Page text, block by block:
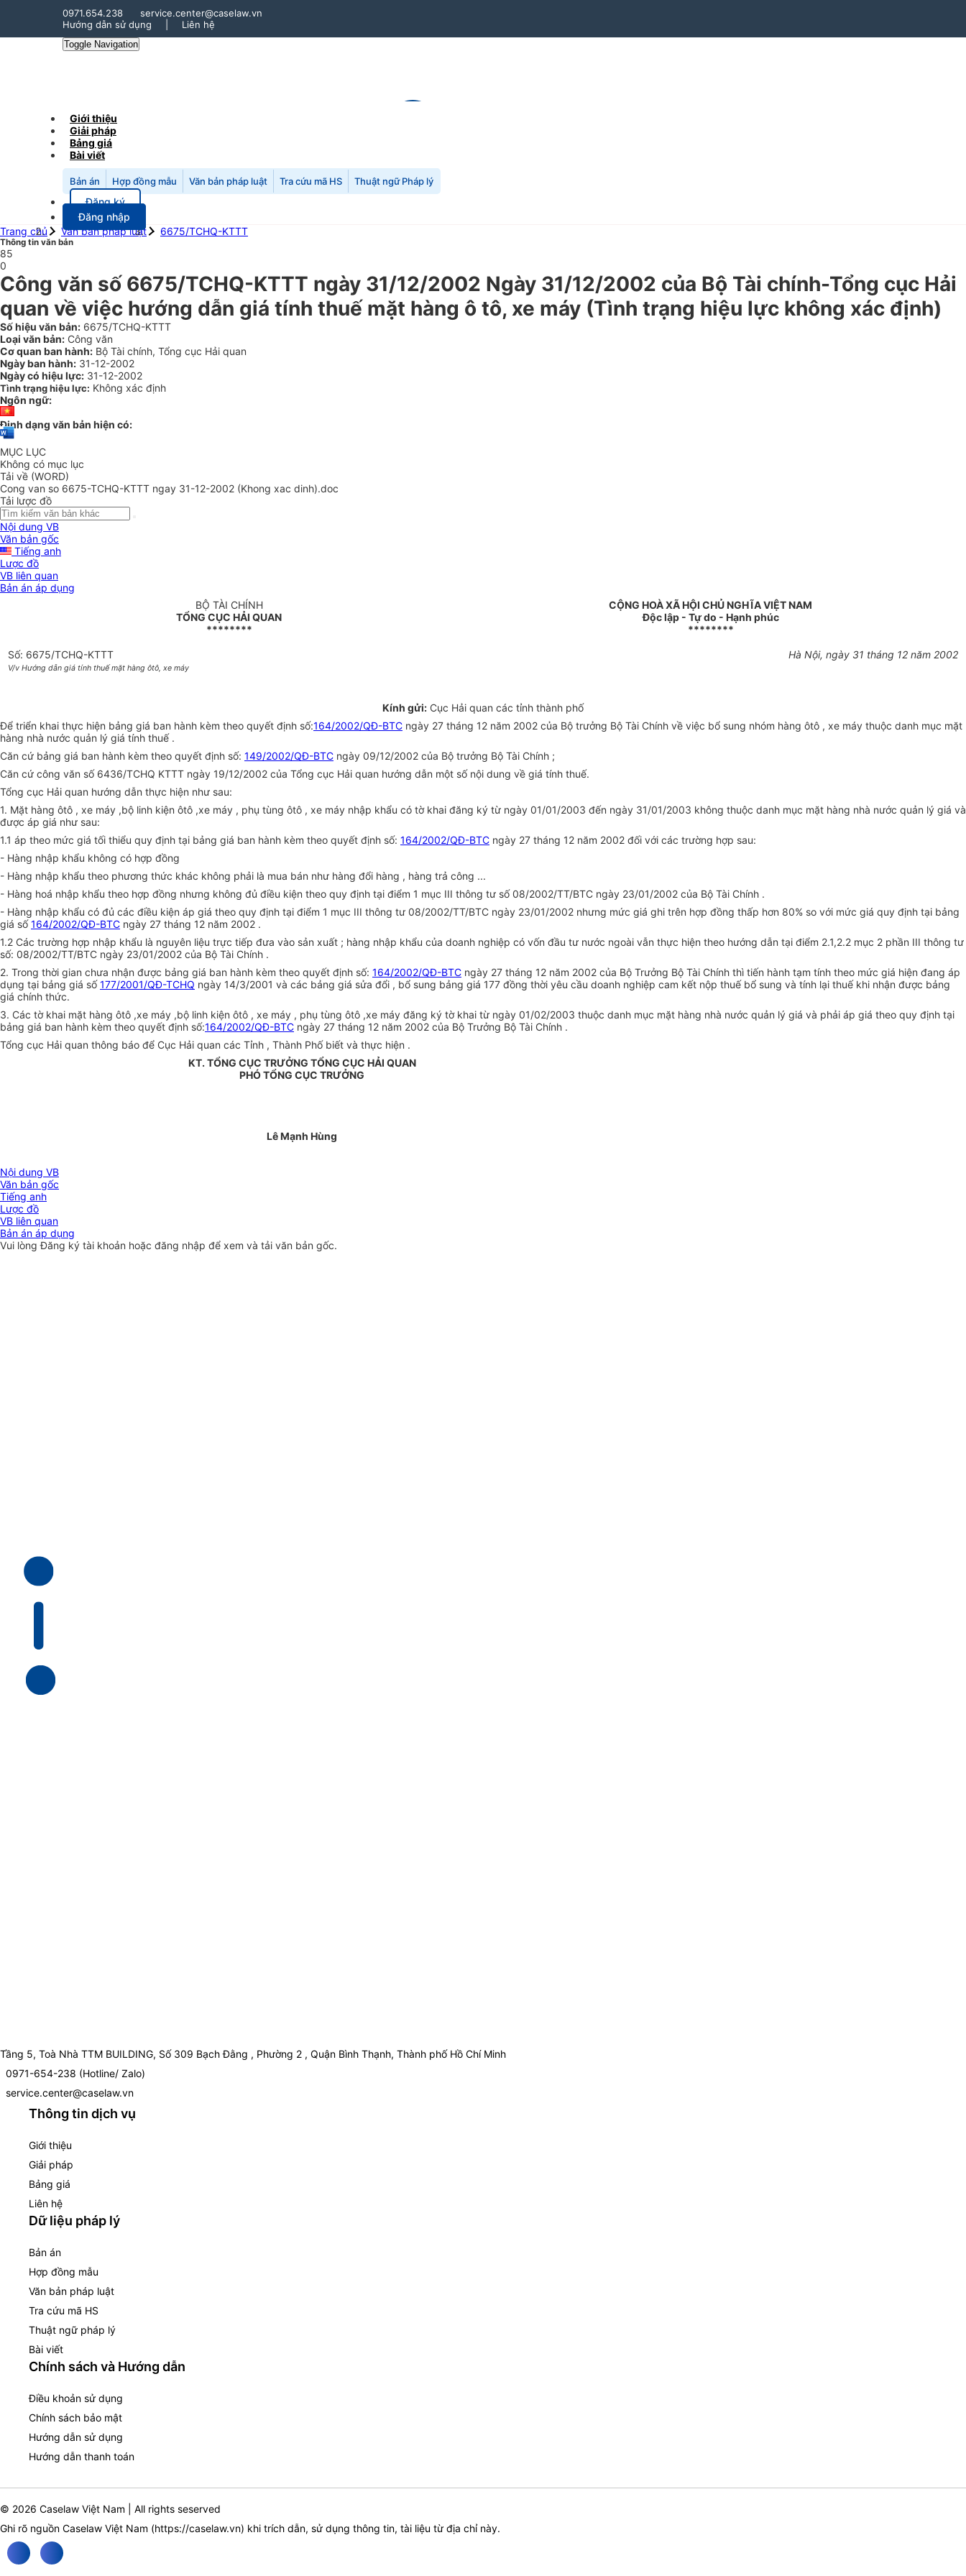
0971.654.238
service.center@caselaw.vn
Hướng dẫn sử dụng
Liên hệ
Toggle Navigation
Giới thiệu
Giải pháp
Bảng giá
Bài viết
Bản án Hợp đồng mẫu Văn bản pháp luật Tra cứu mã HS Thuật ngữ Pháp lý
Đăng ký
Đăng nhập
Trang chủ
Văn bản pháp luật 6675/TCHQ-KTTT
Thông tin văn bản
85
0
Công văn số 6675/TCHQ-KTTT ngày 31/12/2002 Ngày 31/12/2002 của Bộ Tài chính-Tổng cục Hải
quan về việc hướng dẫn giá tính thuế mặt hàng ô tô, xe máy (Tình trạng hiệu lực không xác định)
Số hiệu văn bản: 6675/TCHQ-KTTT
Loại văn bản: Công văn
Cơ quan ban hành: Bộ Tài chính, Tổng cục Hải quan
Ngày ban hành: 31-12-2002
Ngày có hiệu lực: 31-12-2002
Tình trạng hiệu lực: Không xác định
Ngôn ngữ:
Định dạng văn bản hiện có:
MỤC LỤC
Không có mục lục
Tải về (WORD)
Cong van so 6675-TCHQ-KTTT ngay 31-12-2002 (Khong xac dinh).doc
Tải lược đồ
Nội dung VB
Văn bản gốc
Tiếng anh
Lược đồ
VB liên quan
Bản án áp dụng
BỘ TÀI CHÍNH
TỔNG CỤC HẢI QUAN
********
CỘNG HOÀ XÃ HỘI CHỦ NGHĨA VIỆT NAM
Độc lập - Tự do - Hạnh phúc
********
Số: 6675/TCHQ-KTTT
V/v Hướng dẫn giá tính thuế mặt hàng ôtô, xe máy
Hà Nội, ngày 31 tháng 12 năm 2002
Kính gửi: Cục Hải quan các tỉnh thành phố
Để triển khai thực hiện bảng giá ban hành kèm theo quyết định số:164/2002/QĐ-BTC ngày 27 tháng 12 năm 2002 của Bộ trưởng Bộ Tài Chính về việc bổ sung nhóm hàng ôtô , xe máy thuộc danh mục mặt
hàng nhà nước quản lý giá tính thuế .
Căn cứ bảng giá ban hành kèm theo quyết định số: 149/2002/QĐ-BTC ngày 09/12/2002 của Bộ trưởng Bộ Tài Chính ;
Căn cứ công văn số 6436/TCHQ KTTT ngày 19/12/2002 của Tổng cục Hải quan hướng dẫn một số nội dung về giá tính thuế.
Tổng cục Hải quan hướng dẫn thực hiện như sau:
1. Mặt hàng ôtô , xe máy ,bộ linh kiện ôtô ,xe máy , phụ tùng ôtô , xe máy nhập khẩu có tờ khai đăng ký từ ngày 01/01/2003 đến ngày 31/01/2003 không thuộc danh mục mặt hàng nhà nước quản lý giá và
được áp giá như sau:
1.1 áp theo mức giá tối thiểu quy định tại bảng giá ban hành kèm theo quyết định số: 164/2002/QĐ-BTC ngày 27 tháng 12 năm 2002 đối với các trường hợp sau:
- Hàng nhập khẩu không có hợp đồng
- Hàng nhập khẩu theo phương thức khác không phải là mua bán như hàng đổi hàng , hàng trả công ...
- Hàng hoá nhập khẩu theo hợp đồng nhưng không đủ điều kiện theo quy định tại điểm 1 mục III thông tư số 08/2002/TT/BTC ngày 23/01/2002 của Bộ Tài Chính .
- Hàng nhập khẩu có đủ các điều kiện áp giá theo quy định tại điểm 1 mục III thông tư 08/2002/TT/BTC ngày 23/01/2002 nhưng mức giá ghi trên hợp đồng thấp hơn 80% so với mức giá quy định tại bảng
giá số164/2002/QĐ-BTC ngày 27 tháng 12 năm 2002 .
1.2 Các trường hợp nhập khẩu là nguyên liệu trực tiếp đưa vào sản xuất ; hàng nhập khẩu của doanh nghiệp có vốn đầu tư nước ngoài vẫn thực hiện theo hướng dẫn tại điểm 2.1,2.2 mục 2 phần III thông tư
số: 08/2002/TT/BTC ngày 23/01/2002 của Bộ Tài Chính .
2. Trong thời gian chưa nhận được bảng giá ban hành kèm theo quyết định số: 164/2002/QĐ-BTC ngày 27 tháng 12 năm 2002 của Bộ Trưởng Bộ Tài Chính thì tiến hành tạm tính theo mức giá hiện đang áp
dụng tại bảng giá số177/2001/QĐ-TCHQ ngày 14/3/2001 và các bảng giá sửa đổi , bổ sung bảng giá 177 đồng thời yêu cầu doanh nghiệp cam kết nộp thuế bổ sung và tính lại thuế khi nhận được bảng
giá chính thức.
3. Các tờ khai mặt hàng ôtô ,xe máy ,bộ linh kiện ôtô , xe máy , phụ tùng ôtô ,xe máy đăng ký tờ khai từ ngày 01/02/2003 thuộc danh mục mặt hàng nhà nước quản lý giá và phải áp giá theo quy định tại
bảng giá ban hành kèm theo quyết định số:164/2002/QĐ-BTC ngày 27 tháng 12 năm 2002 của Bộ Trưởng Bộ Tài Chính .
Tổng cục Hải quan thông báo để Cục Hải quan các Tỉnh , Thành Phố biết và thực hiện .
KT. TỔNG CỤC TRƯỞNG TỔNG CỤC HẢI QUAN
PHÓ TỔNG CỤC TRƯỞNG
Lê Mạnh Hùng
Nội dung VB
Văn bản gốc
Tiếng anh
Lược đồ
VB liên quan
Bản án áp dụng
Vui lòngĐăng ký tài khoản hoặc đăng nhập để xem và tải văn bản gốc.
Tầng 5, Toà Nhà TTM BUILDING, Số 309 Bạch Đằng , Phường 2 , Quận Bình Thạnh, Thành phố Hồ Chí Minh
0971-654-238 (Hotline/ Zalo)
service.center@caselaw.vn
Thông tin dịch vụ
Giới thiệu
Giải pháp
Bảng giá
Liên hệ
Dữ liệu pháp lý
Bản án
Hợp đồng mẫu
Văn bản pháp luật
Tra cứu mã HS
Thuật ngữ pháp lý
Bài viết
Chính sách và Hướng dẫn
Điều khoản sử dụng
Chính sách bảo mật
Hướng dẫn sử dụng
Hướng dẫn thanh toán
© 2026 Caselaw Việt Nam | All rights seserved
Ghi rõ nguồn Caselaw Việt Nam (https://caselaw.vn) khi trích dẫn, sử dụng thông tin, tài liệu từ địa chỉ này.